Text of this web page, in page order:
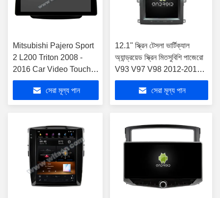
Mitsubishi Pajero Sport
2 L200 Triton 2008 -
2016 Car Video Touch
QLED Multimedia Ster-
এর জন্য 12.3" স্মার্ট আল্ট্রা
ওয়াইড স্ক্রীন
সেরা মূল্য পান
12.1" স্ক্রিন টেসলা ভার্টিক্যাল
অ্যান্ড্রয়েড স্ক্রিন মিতসুবিশি পাজেরো
V93 V97 V98 2012-2015
কার মাল্টিমিডিয়া স্টেরিও জিপিএস
কারপ্লে প্লেয়ারসেরা মূল্য পান